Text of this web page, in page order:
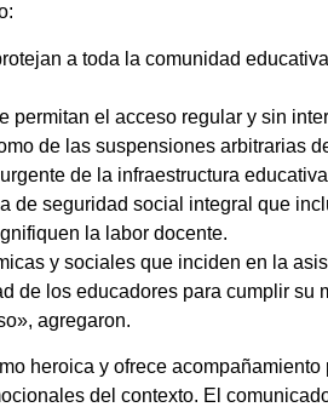
a toda la comunidad
permitan el acceso regular y sin
de las suspensiones arbitrarias
de la infraestructura
de seguridad social integral que
la labor docente.
y sociales que inciden en la
de los educadores para cumplir su
agregaron.
heroica y ofrece
del contexto. El